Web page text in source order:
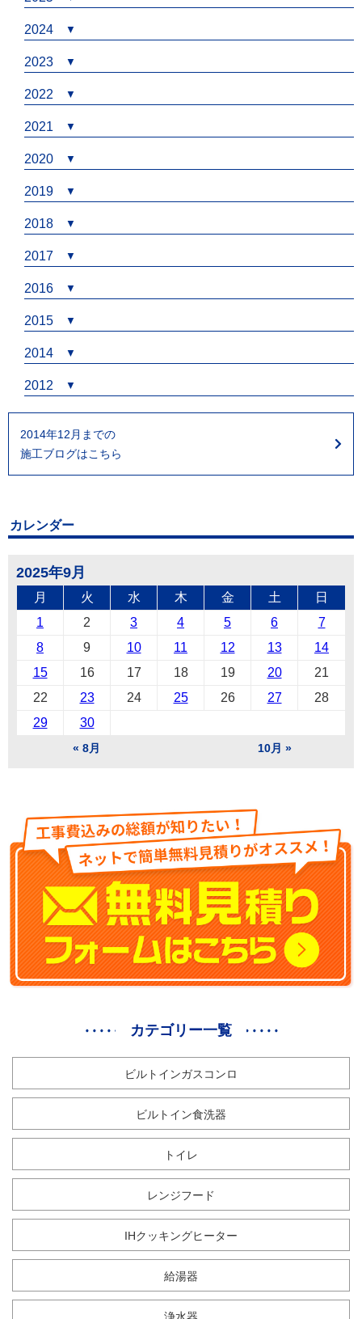
2024
2023
2022
2021
2020
2019
2018
2017
2016
2015
2014
2012
2014年12月までの
施工ブログはこちら
カレンダー
2025年9月
月 火 水 木 金 土 日
« 8月 10月 »
1 2 3 4 5 6
7
8
9 10 11 12 13
14
15
16 17 18 19 20
21
22
23 24 25 26 27
28
29
30
カテゴリー一覧
ビルトインガスコンロ
ビルトイン食洗器
トイレ
レンジフード
IHクッキングヒーター
給湯器